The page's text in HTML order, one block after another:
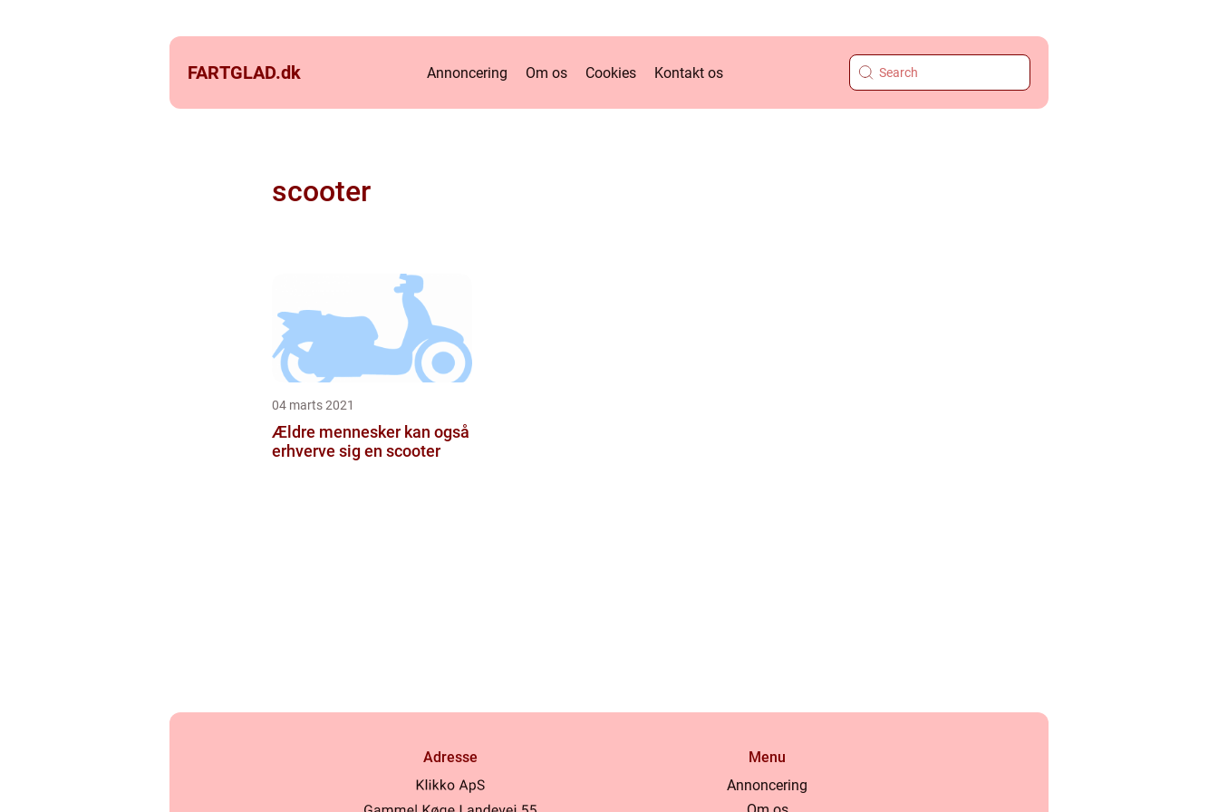
FARTGLAD.dk Annoncering Om os Cookies Kontakt os
scooter
04 marts 2021
Ældre mennesker kan også
erhverve sig en scooter
Adresse
Menu
Annoncering